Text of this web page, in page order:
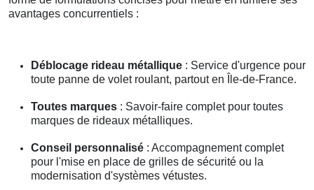
avantages concurrentiels :
Déblocage rideau métallique : Service d'urgence pour
toute panne de volet roulant, partout en Île-de-France.
Toutes marques : Savoir-faire complet pour toutes
marques de rideaux métalliques.
Conseil personnalisé : Accompagnement complet
pour l'mise en place de grilles de sécurité ou la
modernisation d'systèmes vétustes.